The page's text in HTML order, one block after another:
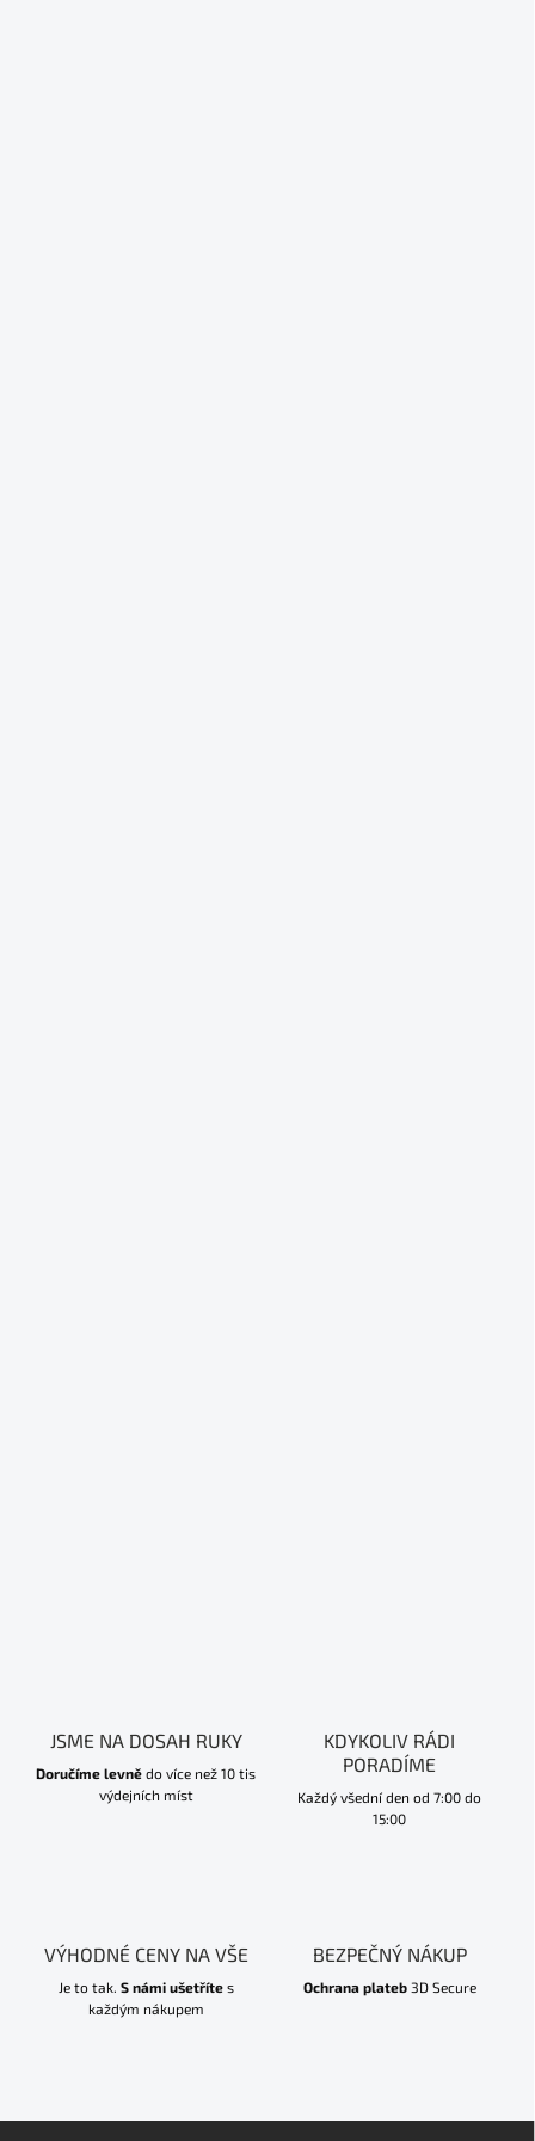
JSME NA DOSAH RUKY
Doručíme levně do více než 10 tis
výdejních míst
KDYKOLIV RÁDI
PORADÍME
Každý všední den od 7:00 do
15:00
VÝHODNÉ CENY NA VŠE
Je to tak. S námi ušetřítes
každým nákupem
BEZPEČNÝ NÁKUP
Ochrana plateb3D Secure